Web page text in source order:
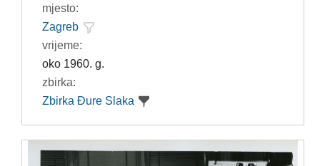
mjesto:
Zagreb
vrijeme:
oko 1960. g.
zbirka:
Zbirka Đure Slaka